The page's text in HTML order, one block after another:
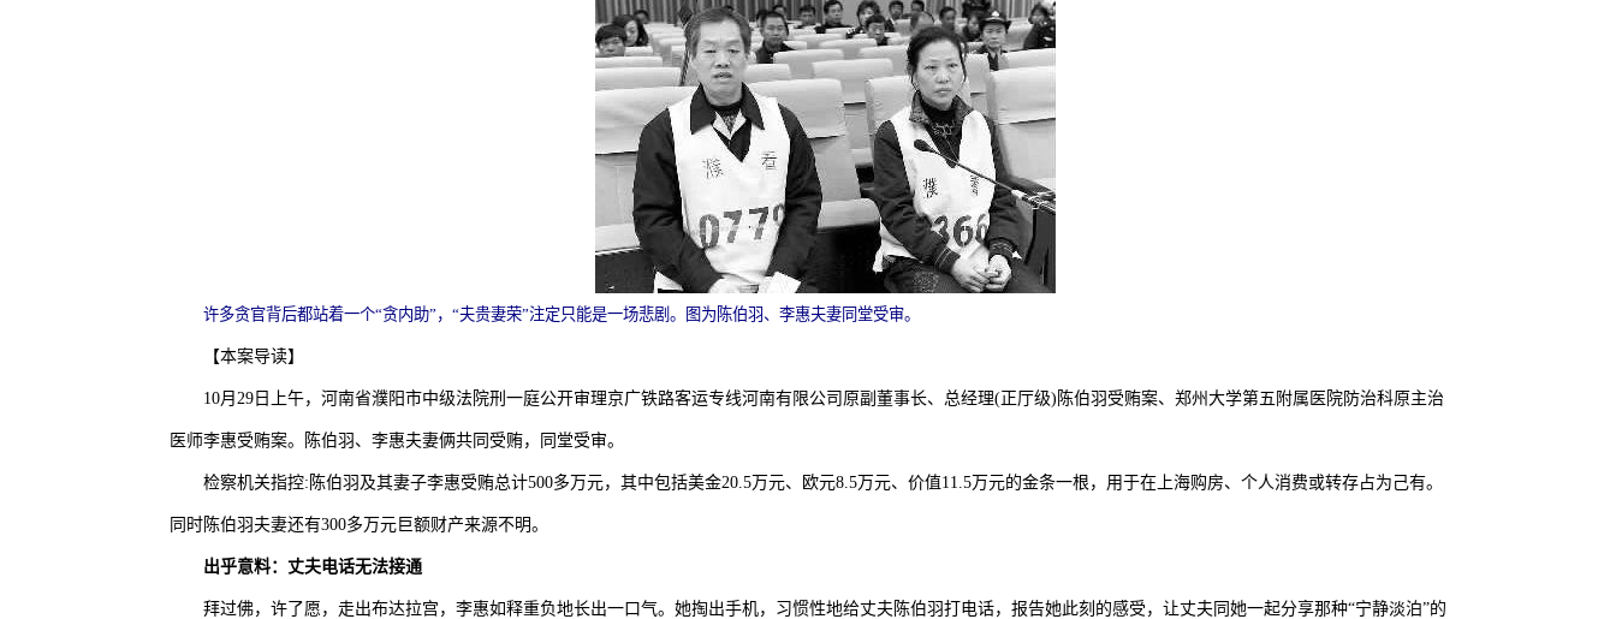
许多贪官背后都站着一个“贪内助”，“夫贵妻荣”注定只能是一场悲剧。图为陈伯羽、李惠夫妻同堂受审。
【本案导读】
10月29日上午，河南省濮阳市中级法院刑一庭公开审理京广铁路客运专线河南有限公司原副董事长、总经理(正厅级)陈伯羽受贿案、郑州大学第五附属医院防治科原主治
医师李惠受贿案。陈伯羽、李惠夫妻俩共同受贿，同堂受审。
检察机关指控:陈伯羽及其妻子李惠受贿总计500多万元，其中包括美金20.5万元、欧元8.5万元、价值11.5万元的金条一根，用于在上海购房、个人消费或转存占为己有。
同时陈伯羽夫妻还有300多万元巨额财产来源不明。
出乎意料：丈夫电话无法接通
拜过佛，许了愿，走出布达拉宫，李惠如释重负地长出一口气。她掏出手机，习惯性地给丈夫陈伯羽打电话，报告她此刻的感受，让丈夫同她一起分享那种“宁静淡泊”的